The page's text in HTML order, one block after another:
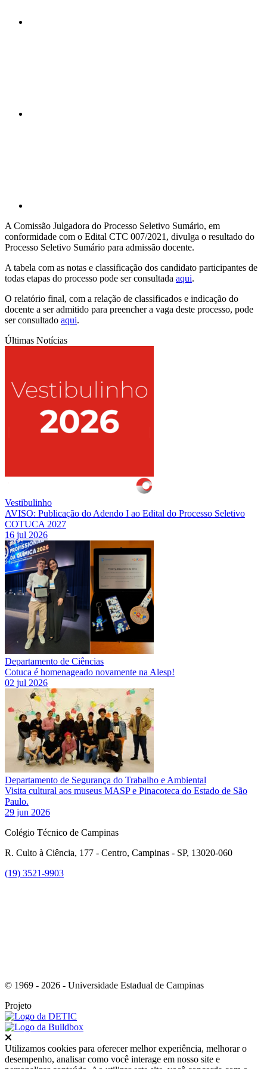
A Comissão Julgadora do Processo Seletivo Sumário, em
conformidade com o Edital CTC 007/2021, divulga o resultado do
Processo Seletivo Sumário para admissão docente.
A tabela com as notas e classificação dos candidato participantes de
todas etapas do processo pode ser consultada aqui.
O relatório final, com a relação de classificados e indicação do
docente a ser admitido para preencher a vaga deste processo, pode
ser consultado aqui.
Últimas Notícias
Vestibulinho
AVISO: Publicação do Adendo I ao Edital do Processo Seletivo
COTUCA 2027
16 jul 2026
Departamento de Ciências
Cotuca é homenageado novamente na Alesp!
02 jul 2026
Departamento de Segurança do Trabalho e Ambiental
Visita cultural aos museus MASP e Pinacoteca do Estado de São
Paulo.
29 jun 2026
Colégio Técnico de Campinas
R. Culto à Ciência, 177 - Centro, Campinas - SP, 13020-060
(19) 3521-9903
© 1969 - 2026 - Universidade Estadual de Campinas
Projeto
Utilizamos cookies para oferecer melhor experiência, melhorar o
desempenho, analisar como você interage em nosso site e